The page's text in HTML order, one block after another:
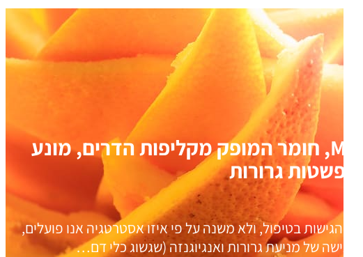
MCP, חומר המופק מקליפות הדרים, מונע
התפשטות גרורות
אחת הגישות בטיפול, ולא משנה על פי איזו אסטרטגיה אנו פועלים,
היא גישה של מניעת גרורות ואנגיוגנזה (שגשוג כלי דם…